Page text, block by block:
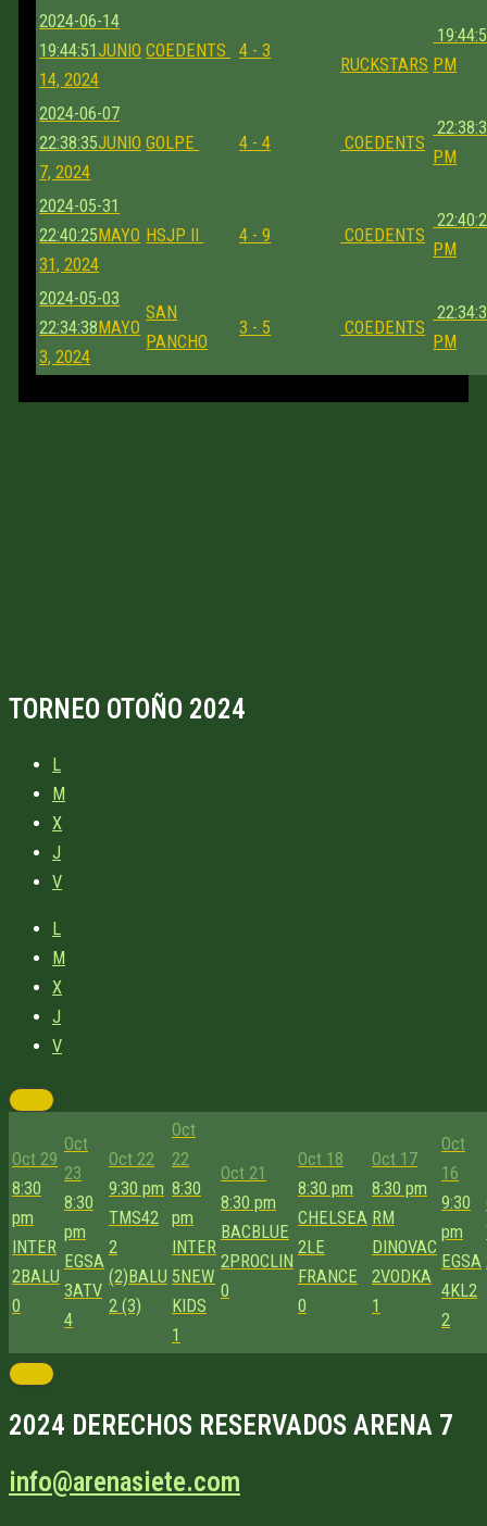
2024-06-14
19:44:51JUNIO
14, 2024
COEDENTS 4 - 3
RUCKSTARS PM
2024-06-07
22:38:35JUNIO
7, 2024
GOLPE 4 - 4 COEDENTS
PM
2024-05-31
22:40:25MAYO
31, 2024
HSJP II 4 - 9 COEDENTS
PM
2024-05-03
22:34:38MAYO
3, 2024
SAN
PANCHO
3 - 5 COEDENTS
PM
TORNEO OTOÑO 2024
L
M
X
J
V
L
M
X
J
V
Oct 29
8:30
pm
INTER
2BALU
0
Oct
23
8:30
pm
EGSA
3ATV
4
Oct 22
9:30 pm
TMS42
2
(2)BALU
2 (3)
Oct
22
8:30
pm
INTER
5NEW
KIDS
1
Oct 21
8:30 pm
BACBLUE
2PROCLIN
0
Oct 18
8:30 pm
CHELSEA
2LE
FRANCE
0
Oct 17
8:30 pm
RM
DINOVAC
2VODKA
1
Oct
16
9:30
pm
EGSA
4KL2
2
2024 DERECHOS RESERVADOS ARENA 7
info@arenasiete.com